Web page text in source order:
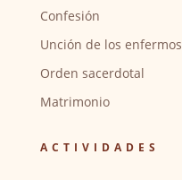
Confesión
Unción de los enfermos
Orden sacerdotal
Matrimonio
ACTIVIDADES